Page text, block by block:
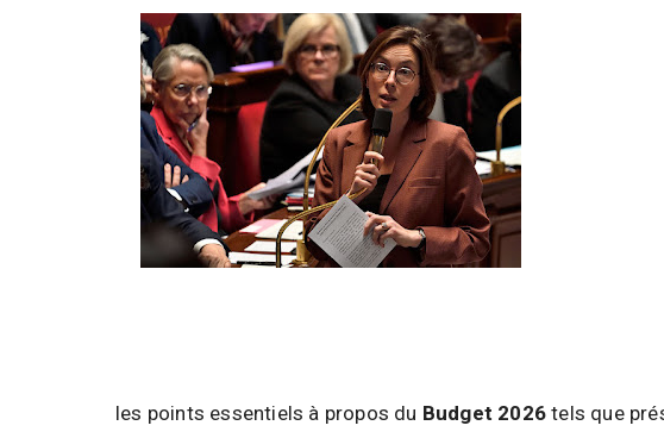
les points essentiels à propos du Budget 2026 tels que